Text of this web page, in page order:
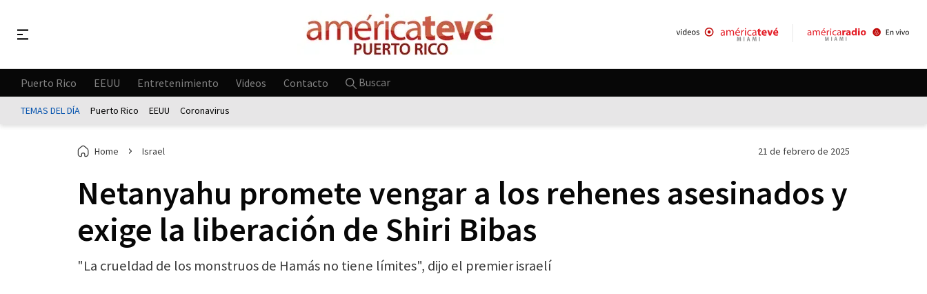
Puerto Rico EEUU Entretenimiento Videos Contacto Buscar
TEMAS DEL DÍA Puerto Rico EEUU Coronavirus
Home Israel 21 de febrero de 2025
Netanyahu promete vengar a los rehenes asesinados y
exige la liberación de Shiri Bibas
"La crueldad de los monstruos de Hamás no tiene límites", dijo el premier israelí